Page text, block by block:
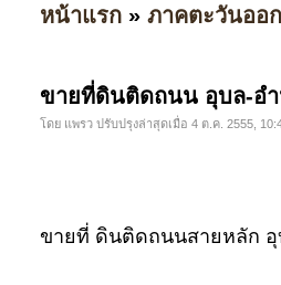
หน้าแรก » ภาคตะวันออ
ขายที่ดินติดถนน อุบล-อำ
โดย แพรว ปรับปรุงล่าสุดเมื่อ 4 ต.ค. 2555,
ขายที่ ดินติดถนนสายหลัก อุ